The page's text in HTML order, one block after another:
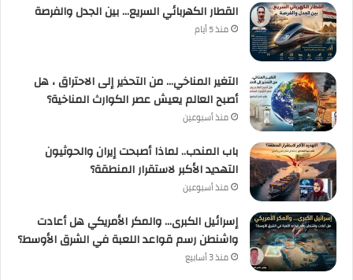
القطار الكهربائي السريع… بين الجدل والفرصة
منذ 5 أيام
التغير المناخي… من التحذير إلى الاحتراق ، هل
أصبح العالم يعيش عصر الكوارث المناخية؟
منذ أسبوعين
باب المندب.. لماذا أصبحت إيران والحوثيون
التهديد الأكبر لاستقرار المنطقة؟
منذ أسبوعين
إسرائيل الكبرى… والمكر الأمريكي هل أعادت
واشنطن رسم قواعد اللعبة في الشرق الأوسط؟
منذ 3 أسابيع